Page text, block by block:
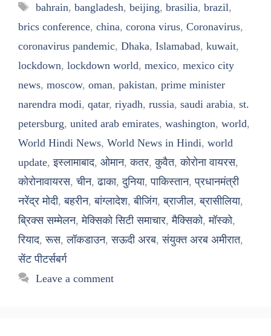
Tags
bahrain, bangladesh, beijing, brasilia, brazil,
brics conference, china, corona virus, Coronavirus,
coronavirus pandemic, Dhaka, Islamabad, kuwait,
lockdown, lockdown world, mexico, mexico city
news, moscow, oman, pakistan, prime minister
narendra modi, qatar, riyadh, russia, saudi arabia, st.
petersburg, united arab emirates, washington, world,
World Hindi News, World News in Hindi, world
update,इस्लामाबाद, ओमान,कतर,कुवैत,कोरोना वायरस,
कोरोनावायरस,चीन,ढाका,दुनिया,पाकिस्तान,प्रधानमंत्री
नरेंद्र मोदी,बहरीन,बांग्लादेश,बीजिंग,ब्राजील,ब्रासीलिया,
ब्रिक्स सम्मेलन,मेक्सिको सिटी समाचार,मैक्सिको,मॉस्को,
रियाद,रूस,लॉकडाउन,सऊदी अरब,संयुक्त अरब अमीरात,
सेंट पीटर्सबर्ग
Leave a comment